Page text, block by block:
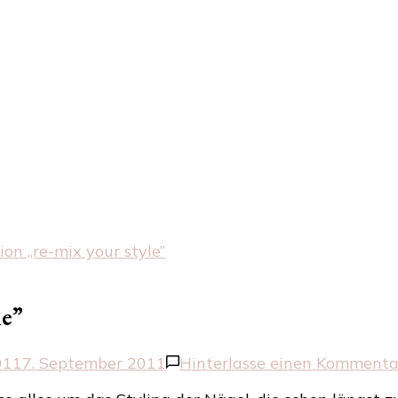
„re-mix your style”
7. September 2011 Hinterlasse einen